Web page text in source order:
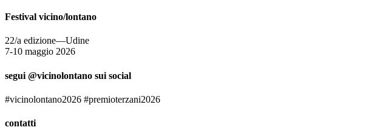
Festival vicino/lontano
22/a edizione—Udine
7-10 maggio 2026
segui @vicinolontano sui social
#vicinolontano2026 #premioterzani2026
contatti